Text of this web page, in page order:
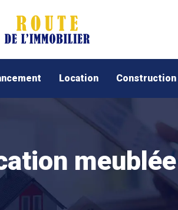
Location Construction